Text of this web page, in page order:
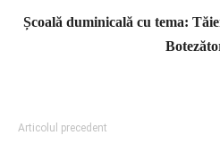
Școală duminicală cu tema:
Articolul precedent